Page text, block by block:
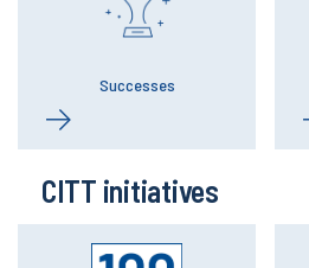
Successes
CITT initiatives